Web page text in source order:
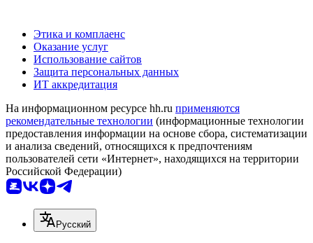
Этика и комплаенс
Оказание услуг
Использование сайтов
Защита персональных данных
ИТ аккредитация
На информационном ресурсе hh.ru применяются
рекомендательные технологии (информационные технологии
предоставления информации на основе сбора, систематизации
и анализа сведений, относящихся к предпочтениям
пользователей сети «Интернет», находящихся на территории
Российской Федерации)
Русский